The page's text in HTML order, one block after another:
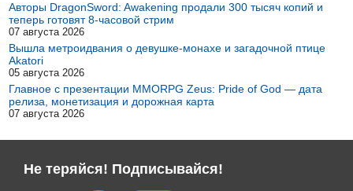
Авторы DragonSword: Awakening продали 300 тысяч копий и
теперь готовят 8-часовой стрим
07 августа 2026
Вышла метроидвания о девушке-монахе и загадочной птице
Akatori
05 августа 2026
Главное с презентации MMORPG Zeus: Pride of God — дата
релиза, монетизация и дорожная карта
07 августа 2026
Не теряйся! Подписывайся!